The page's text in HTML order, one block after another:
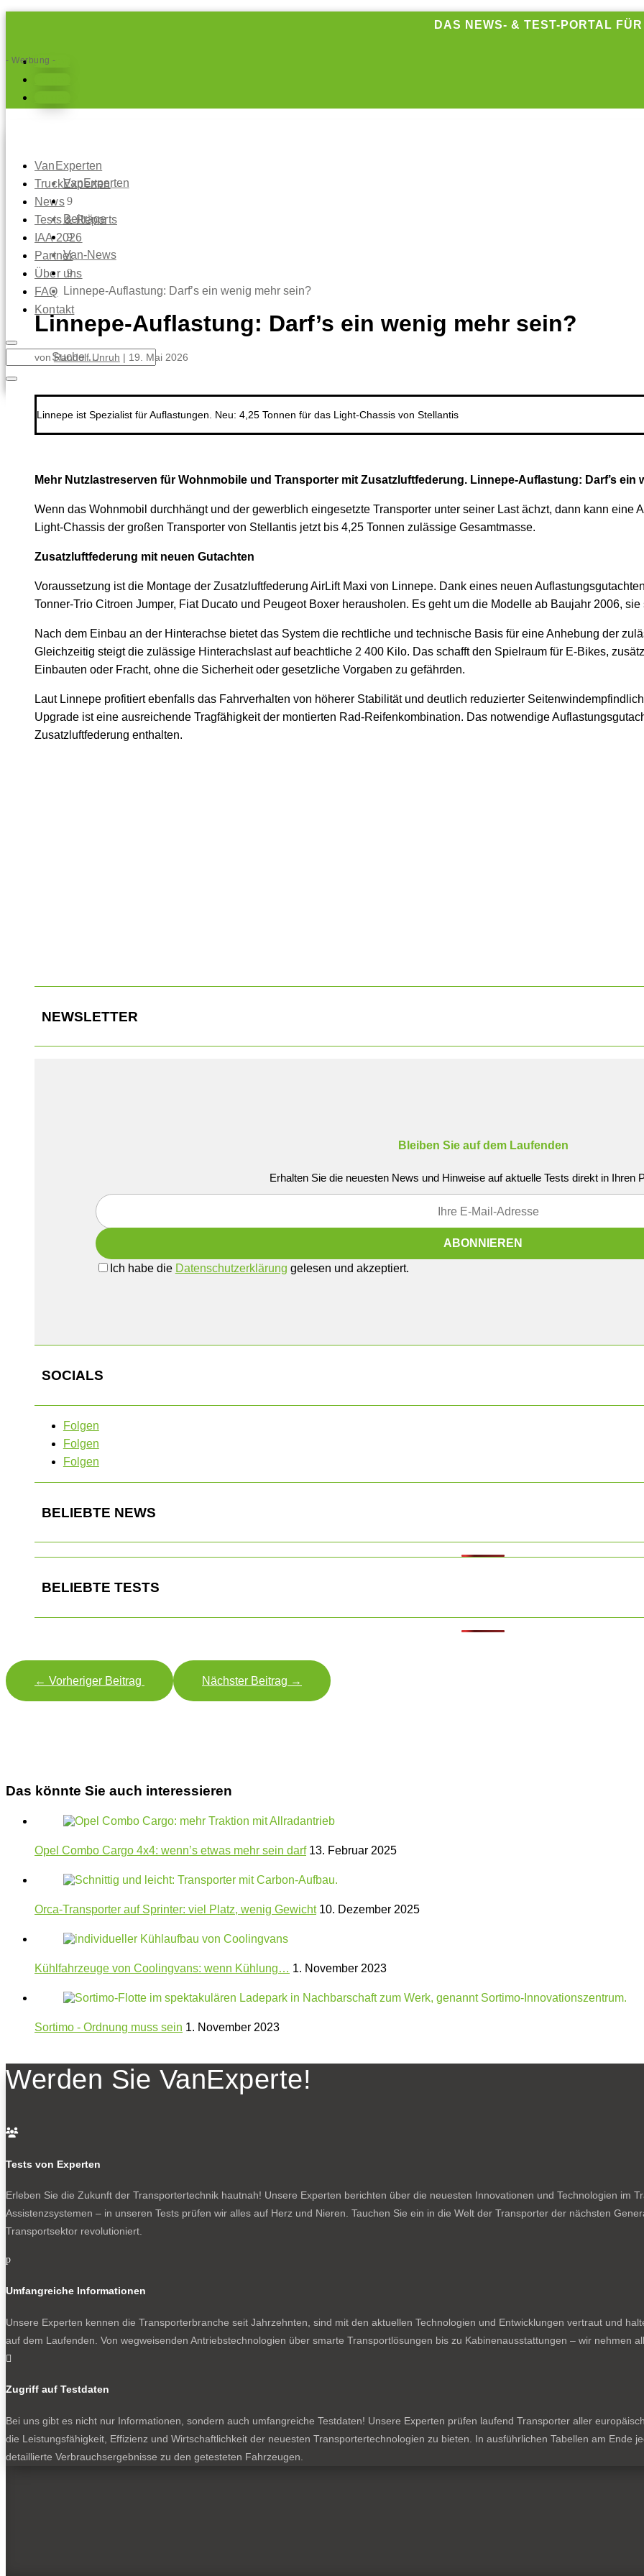
DAS NEWS- & TEST-PORTAL
Folgen
VanExperten
TruckExperten
News
Tests & Reports
IAA 2026
Partner
Über uns
FAQ
Kontakt
- Werbung -
VanExperten
9
Beiträge
9
Van-News
9
Linnepe-Auflastung: Darf’s ein wenig mehr sein?
Linnepe-Auflastung: Darf’s ein wenig mehr sein?
vonRandolf Unruh | 19. Mai 2026
Linnepe ist Spezialist für Auflastungen. Neu: 4,25 Tonnen für das Light-Chassis von Stellantis
Mehr Nutzlastreserven für Wohnmobile und Transporter mit Zusatzluftfederung. Linnepe-Auflastung: Darf’s ein
Wenn das Wohnmobil durchhängt und der gewerblich eingesetzte Transporter unter seiner Last ächzt, dann kann eine
Light-Chassis der großen Transporter von Stellantis jetzt bis 4,25 Tonnen zulässige Gesamtmasse.
Zusatzluftfederung mit neuen Gutachten
Voraussetzung ist die Montage der Zusatzluftfederung AirLift Maxi von Linnepe. Dank eines neuen
Tonner-Trio Citroen Jumper, Fiat Ducato und Peugeot Boxer herausholen. Es geht um die Modelle ab Baujahr 2006,
Nach dem Einbau an der Hinterachse bietet das System die rechtliche und technische Basis für eine Anhebung der
Gleichzeitig steigt die zulässige Hinterachslast auf beachtliche 2 400 Kilo. Das schafft den Spielraum für E-Bikes,
Einbauten oder Fracht, ohne die Sicherheit oder gesetzliche Vorgaben zu gefährden.
Laut Linnepe profitiert ebenfalls das Fahrverhalten von höherer Stabilität und deutlich reduzierter
Upgrade ist eine ausreichende Tragfähigkeit der montierten Rad-Reifenkombination. Das notwendige
Zusatzluftfederung enthalten.
NEWSLETTER
Bleiben Sie auf dem Laufenden
Erhalten Sie die neuesten News und Hinweise auf aktuelle Tests direkt in Ihren
Ich habe die Datenschutzerklärung gelesen und akzeptiert.
SOCIALS
Folgen
Folgen
Folgen
BELIEBTE NEWS
BELIEBTE TESTS
← Vorheriger Beitrag Nächster Beitrag →
Das könnte Sie auch interessieren
Opel Combo Cargo 4x4: wenn’s etwas mehr sein darf13. Februar 2025
Orca-Transporter auf Sprinter: viel Platz, wenig Gewicht10. Dezember 2025
Kühlfahrzeuge von Coolingvans: wenn Kühlung… 1. November 2023
Sortimo - Ordnung muss sein 1. November 2023
Werden Sie VanExperte!

Tests von Experten
Erleben Sie die Zukunft der Transportertechnik hautnah! Unsere Experten berichten über die neuesten Innovationen und Technologien im
Assistenzsystemen – in unseren Tests prüfen wir alles auf Herz und Nieren. Tauchen Sie ein in die Welt der Transporter der nächsten
Transportsektor revolutioniert.
p
Umfangreiche Informationen
Unsere Experten kennen die Transporterbranche seit Jahrzehnten, sind mit den aktuellen Technologien und Entwicklungen vertraut und
auf dem Laufenden. Von wegweisenden Antriebstechnologien über smarte Transportlösungen bis zu Kabinenausstattungen – wir nehmen

Zugriff auf Testdaten
Bei uns gibt es nicht nur Informationen, sondern auch umfangreiche Testdaten! Unsere Experten prüfen laufend Transporter aller
die Leistungsfähigkeit, Effizienz und Wirtschaftlichkeit der neuesten Transportertechnologien zu bieten. In ausführlichen Tabellen am Ende
detaillierte Verbrauchsergebnisse zu den getesteten Fahrzeugen.